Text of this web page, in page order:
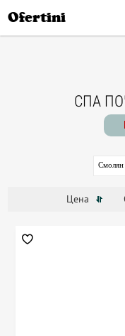
Ofertini
СПА
Смолян
Цена